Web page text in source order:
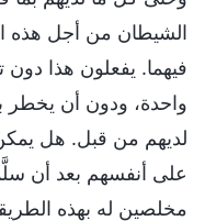
الشيطان من أجل هذه
فيهما. يفعلون هذا
واحدة، ودون أن يخطر
لديهم من قبل. هل
على أنفسهم بعد أن
مخلصين له بهذه